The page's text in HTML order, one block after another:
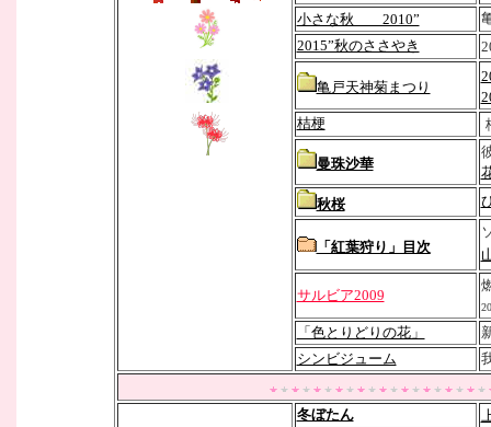
小さな秋 2010”
2015”秋のささやき
亀戸天神菊まつり
桔梗
曼珠沙華
秋桜
「紅葉狩り」目次
サルビア2009
「色とりどりの花」
シンビジューム
冬ぼたん